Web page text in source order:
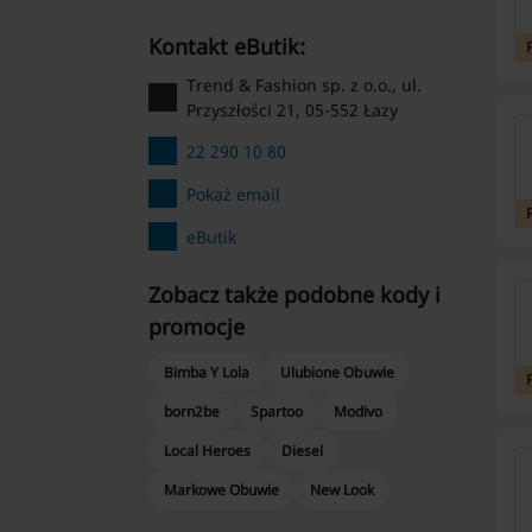
kontakt eButik:
Trend & Fashion sp. z o.o., ul.
Przyszłości 21, 05-552 Łazy
22 290 10 80
Pokaż email
eButik
Zobacz także podobne kody i
promocje
Bimba Y Lola
Ulubione Obuwie
born2be
Spartoo
Modivo
Local Heroes
Diesel
Markowe Obuwie
New Look